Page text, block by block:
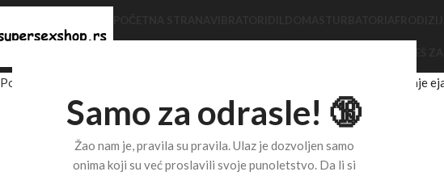
Samo za odrasle! 🔞
Žao nam je, pravila su pravila. Ulaz je dozvoljen samo
onima koji su već proslavili svoje punoletstvo. Da li si
Početna stranica Sprej za odlaganje